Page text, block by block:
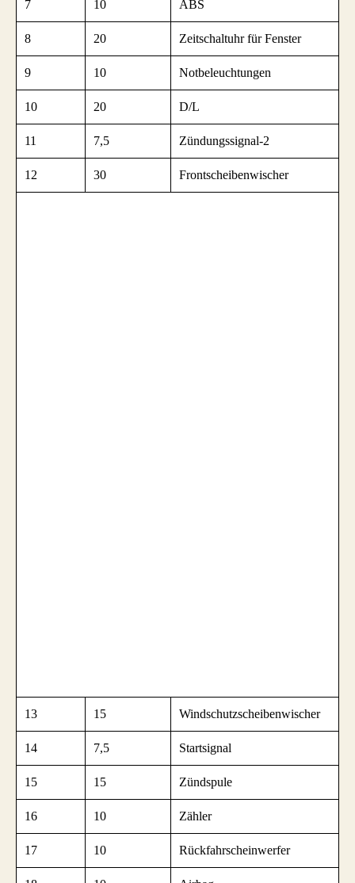
7 10 ABS
8 20 Zeitschaltuhr für Fenster
9 10 Notbeleuchtungen
10 20 D/L
11 7,5 Zündungssignal-2
12 30 Frontscheibenwischer
13 15 Windschutzscheibenwischer
14 7,5 Startsignal
15 15 Zündspule
16 10 Zähler
17 10 Rückfahrscheinwerfer